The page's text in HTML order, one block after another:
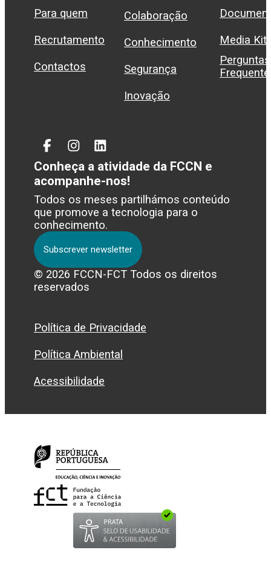
Para quem
Recrutamento
Contactos
Colaboração
Conhecimento
Segurança
Inovação
Media Kit
Perguntas
FacebookInstagram
Linked
In
Conheça a atividade da FCCN e
acompanhe-nos!
Todos os meses partilhámos conteúdo
que promove a tecnologia para o
conhecimento.
Subscrever newsletter
© 2026 FCCN-FCT Todos os direitos
reservados
Política de Privacidade
Política Ambiental
Acessibilidade